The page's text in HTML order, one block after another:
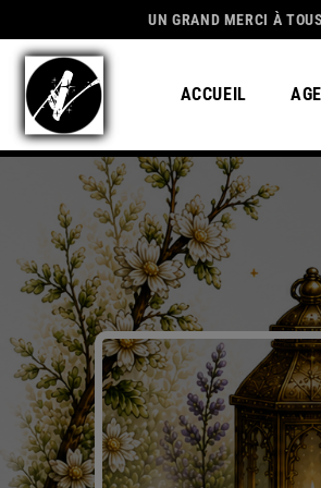
UN GRAND MERCI À TOUS LES
ACCUEIL